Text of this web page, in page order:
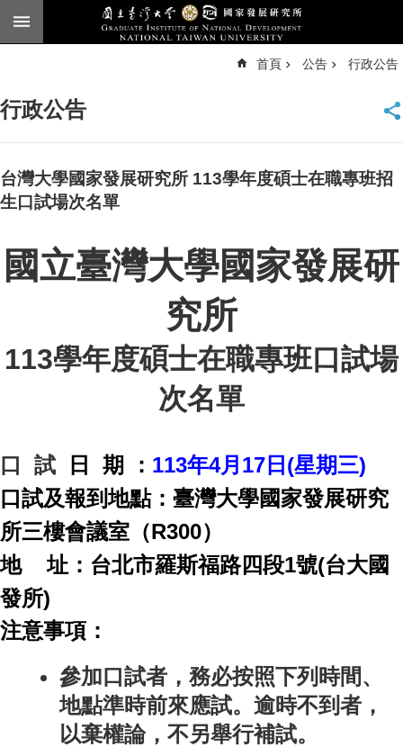
跳到主要內容區塊
臺
頁
English
告
本
博
士
班
碩
班
在
職
首頁 公告 行政公告
行政公告
台灣大學國家發展研究所 113學年度碩士在職專班招
生口試場次名單
國立臺灣大學國家發展研
究所
113學年度碩士在職專班口試場
次名單
口 試 日 期 ： 113年4月17日(星期三)
口試及報到地點：臺灣大學國家發展研究
所三樓會議室（R300）
地 址：台北市羅斯福路四段1號(台大國
發所)
注意事項：
參加口試者，務必按照下列時間、
地點準時前來應試。逾時不到者，
以棄權論，不另舉行補試。